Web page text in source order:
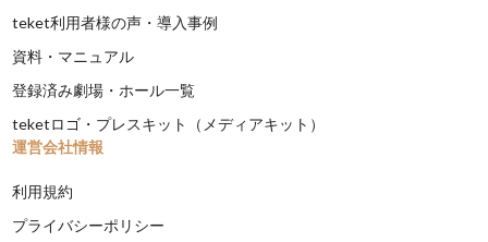
teket利用者様の声・導入事例
資料・マニュアル
登録済み劇場・ホール一覧
teketロゴ・プレスキット（メディアキット）
運営会社情報
利用規約
プライバシーポリシー